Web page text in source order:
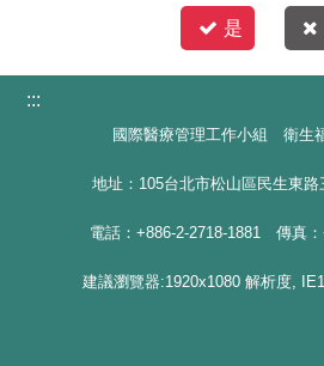
是
:::
國際醫療管理工作小組 衛生
地址：105台北市松山區民生東
電話：+886-2-2718-1881 傳真：
建議瀏覽器:1920x1080 解析度,